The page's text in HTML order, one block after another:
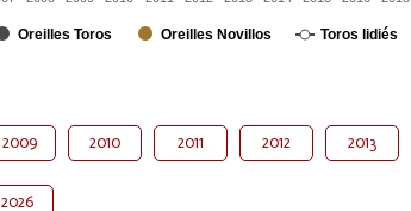
Oreilles Toros Oreilles Novillos Toros lidiés
2009 2010 2011 2012 2013
2026